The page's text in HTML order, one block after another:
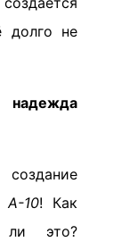
не
A-10! Как
ли это?